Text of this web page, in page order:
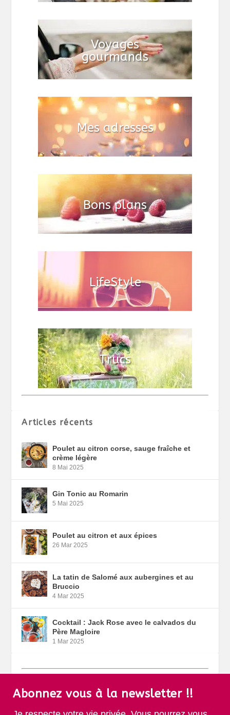
Articles récents
Poulet au citron corse, sauge fraîche et
crème légère
8 Mai 2025
Gin Tonic au Romarin
5 Mai 2025
Poulet au citron et aux épices
26 Mar 2025
La tatin de Salomé aux aubergines et au
Bruccio
4 Mar 2025
Cocktail : Jack Rose avec le calvados du
Père Magloire
1 Mar 2025
Abonnez vous à la newsletter !!